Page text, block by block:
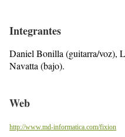
Integrantes
Daniel Bonilla (guitarra/voz),
Navatta (bajo).
Web
http://www.md-informatica.com/fixion